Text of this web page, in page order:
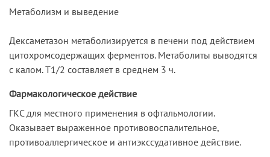
Метаболизм и выведение
Дексаметазон метаболизируется в печени под действием
цитохромсодержащих ферментов. Метаболиты выводятся
с калом. T1/2 составляет в среднем 3 ч.
Фармакологическое действие
ГКС для местного применения в офтальмологии.
Оказывает выраженное противовоспалительное,
противоаллергическое и антиэкссудативное действие.